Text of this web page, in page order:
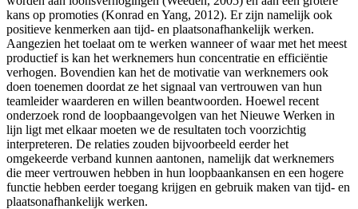
kans op promoties (Konrad en Yang, 2012). Er zijn namelijk ook
positieve kenmerken aan tijd- en plaatsonafhankelijk werken.
Aangezien het toelaat om te werken wanneer of waar met het meest
productief is kan het werknemers hun concentratie en efficiëntie
verhogen. Bovendien kan het de motivatie van werknemers ook
doen toenemen doordat ze het signaal van vertrouwen van hun
teamleider waarderen en willen beantwoorden. Hoewel recent
onderzoek rond de loopbaangevolgen van het Nieuwe Werken in
lijn ligt met elkaar moeten we de resultaten toch voorzichtig
interpreteren. De relaties zouden bijvoorbeeld eerder het
omgekeerde verband kunnen aantonen, namelijk dat werknemers
die meer vertrouwen hebben in hun loopbaankansen en een hogere
functie hebben eerder toegang krijgen en gebruik maken van tijd- en
plaatsonafhankelijk werken.